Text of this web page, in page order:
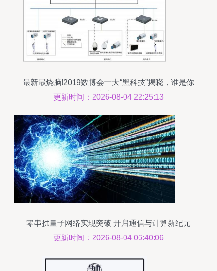
最新最烧脑!2019数博会十大“黑科技”揭晓，谁是你
的心头好？
更新时间：2026-08-04 22:25:13
零串扰量子网络实现突破 开启通信与计算新纪元
更新时间：2026-08-04 06:40:06